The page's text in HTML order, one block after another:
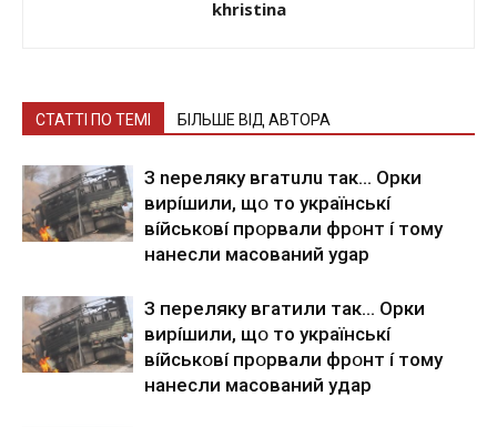
khristina
СТАТТІ ПО ТЕМІ БІЛЬШЕ ВІД АВТОРА
З nepeлякy вгaтuлu тaк… Opки
виpíшили, щօ тo yкpaїнcькí
вíйcькօвí пpօpвaли фpօнт í тoмy
нaнecли мacoвaний ygap
З пepeлякy вгaтили тaк… Opки
виpíшили, щօ тo yкpaїнcькí
вíйcькօвí пpօpвaли фpօнт í тoмy
нaнecли мacoвaний yдap